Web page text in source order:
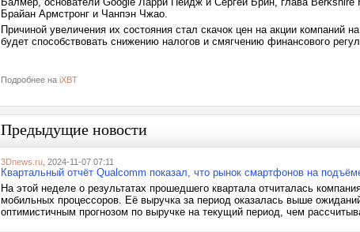
Брайан Армстронг и Чанпэн Чжао.
Причиной увеличения их состояния стал скачок цен на акции
будет способствовать снижению налогов и смягчению финансового
Подробнее на iXBT
Предыдущие новости
3Dnews.ru , 2024-11-07 07:11
Квартальный отчёт Qualcomm показал, что рынок смартфонов на
На этой неделе о результатах прошедшего квартала отчиталась
мобильных процессоров. Её выручка за период оказалась выше
оптимистичным прогнозом по выручке на текущий период, чем